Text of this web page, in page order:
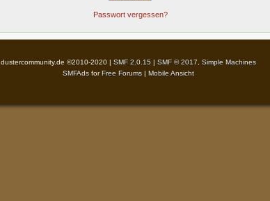
Passwort vergessen?
dustercommunity.de ©2010-2020 | SMF 2.0.15 | SMF © 2017
Simple Machines
SMFAds forFree Forums | Mobile Ansicht